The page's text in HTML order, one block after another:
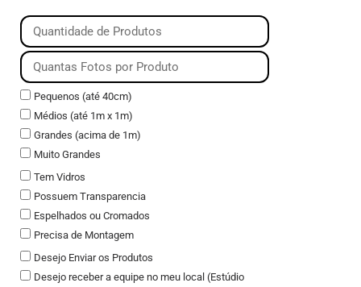
Pequenos (até 40cm)
Médios (até 1m x 1m)
Grandes (acima de 1m)
Muito Grandes
Tem Vidros
Possuem Transparencia
Espelhados ou Cromados
Precisa de Montagem
Desejo Enviar os Produtos
Desejo receber a equipe no meu local (Estúdio